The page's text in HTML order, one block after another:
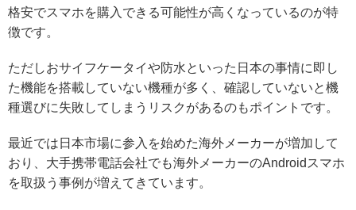
格安でスマホを購入できる可能性が高くなっているのが特
徴です。
ただしおサイフケータイや防水といった日本の事情に即し
た機能を搭載していない機種が多く、確認していないと機
種選びに失敗してしまうリスクがあるのもポイントです。
最近では日本市場に参入を始めた海外メーカーが増加して
おり、大手携帯電話会社でも海外メーカーのAndroidスマホ
を取扱う事例が増えてきています。